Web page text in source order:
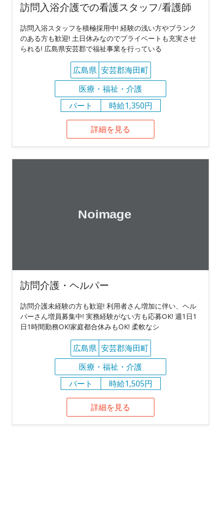
訪問入浴介護での看護スタッフ/看護師
訪問入浴スタッフを積極採用中! 経験の浅い方やブランク
のある方も歓迎! 土日休みなのでプライベートも充実させ
られる! 広島県安芸郡で福祉事業を行っている
広島県 安芸郡海田町
医療・福祉・介護
パート
時給1,350円
詳細を見る
訪問介護・ヘルパー
訪問介護未経験の方も歓迎! 利用者さん増加に伴い、ヘル
パーさん増員募集中! 実務経験がない方も応募OK! 週1日1
日1時間勤務OK!家庭都合休みもOK! 柔軟なシ
広島県 安芸郡海田町
医療・福祉・介護
パート
時給1,505円
詳細を見る